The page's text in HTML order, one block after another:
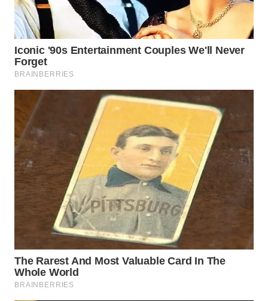
BORNEO
Wahana
Media
Group
NEWS
WAHANA
TANI
WAHANA
ADVOKAT
WAHANA
INFRASTRUKTUR
WAHANA
KONSUMEN